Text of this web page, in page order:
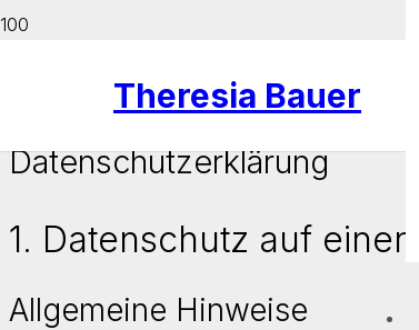
Theresia Bauer
Datenschutzerklärung
1. Datenschutz auf einen
Allgemeine Hinweise